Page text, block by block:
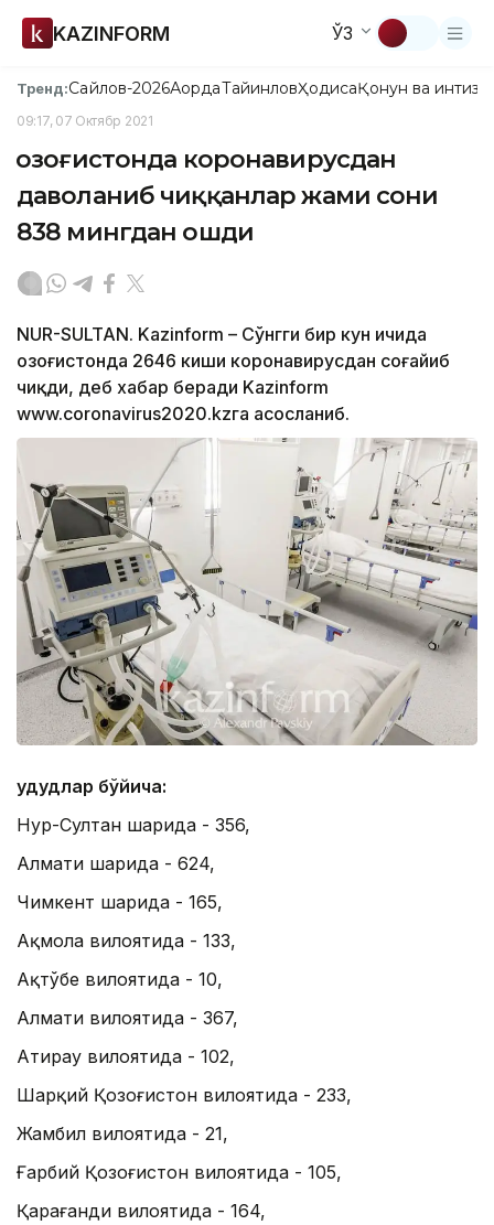
KAZINFORM ЎЗ
Тренд:Сайлов-2026АқордаТайинловҲодисаҚонун ва
09:17, 07 Октябр 2021
Қозоғистонда коронавирусдан
даволаниб чиққанлар жами сони
838 мингдан ошди
NUR-SULTAN. Kazinform – Сўнгги бир кун ичида
Қозоғистонда 2646 киши коронавирусдан соғайиб
чиқди, деб хабар беради Kazinform
www.coronavirus2020.kzга асосланиб.
Ҳудудлар бўйича:
Нур-Султан шаҳрида - 356,
Алмати шаҳрида - 624,
Чимкент шаҳрида - 165,
Ақмола вилоятида - 133,
Ақтўбе вилоятида - 10,
Алмати вилоятида - 367,
Атирау вилоятида - 102,
Шарқий Қозоғистон вилоятида - 233,
Жамбил вилоятида - 21,
Ғарбий Қозоғистон вилоятида - 105,
Қарағанди вилоятида - 164,